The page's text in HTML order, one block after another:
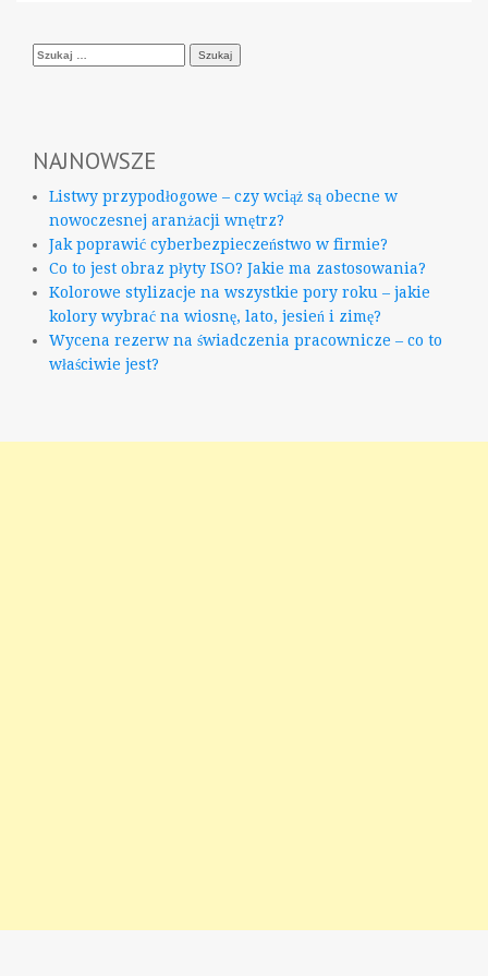
Szukaj:
NAJNOWSZE
Listwy przypodłogowe – czy wciąż są obecne w
nowoczesnej aranżacji wnętrz?
Jak poprawić cyberbezpieczeństwo w firmie?
Co to jest obraz płyty ISO? Jakie ma zastosowania?
Kolorowe stylizacje na wszystkie pory roku – jakie
kolory wybrać na wiosnę, lato, jesień i zimę?
Wycena rezerw na świadczenia pracownicze – co to
właściwie jest?